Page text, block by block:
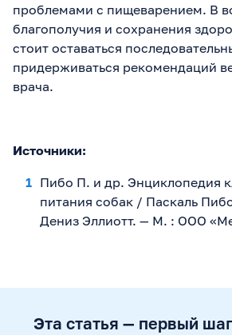
проблемами с пищеварением. В
благополучия и сохранения
стоит оставаться
придерживаться рекомендаций
врача.
Источники:
Пибо П. и др. Энциклопедия
питания собак / Паскаль
Дениз Эллиотт. — М. : ООО
Эта статья — первый